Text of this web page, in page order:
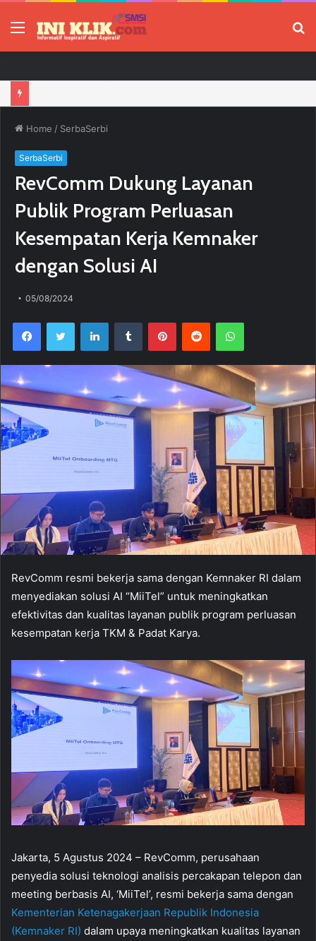
Menu
Home / SerbaSerbi
SerbaSerbi
RevComm Dukung Layanan
Publik Program Perluasan
Kesempatan Kerja Kemnaker
dengan Solusi AI
05/08/2024
RevComm resmi bekerja sama dengan Kemnaker RI dalam
menyediakan solusi AI “MiiTel” untuk meningkatkan
efektivitas dan kualitas layanan publik program perluasan
kesempatan kerja TKM & Padat Karya.
Jakarta, 5 Agustus 2024 – RevComm, perusahaan
penyedia solusi teknologi analisis percakapan telepon dan
meeting berbasis AI, ‘MiiTel’, resmi bekerja sama dengan
Kementerian Ketenagakerjaan Republik Indonesia
(Kemnaker RI) dalam upaya meningkatkan kualitas layanan